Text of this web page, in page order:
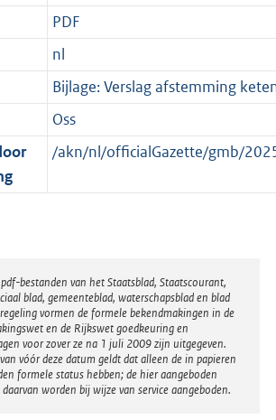
PDF
nl
Bijlage: Verslag afstemming
Oss
/akn/nl/officialGazette/gmb/
bestanden van het Staatsblad, Staatscourant,
blad, gemeenteblad, waterschapsblad en blad
vormen de formele bekendmakingen in de
en de Rijkswet goedkeuring en
voor zover ze na 1 juli 2009 zijn uitgegeven.
vóór deze datum geldt dat alleen de in papieren
formele status hebben; de hier aangeboden
worden bij wijze van service aangeboden.